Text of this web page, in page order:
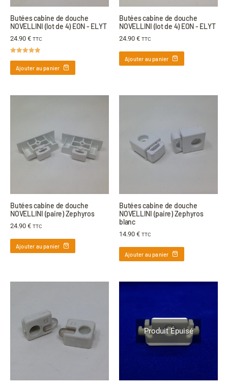
Butées cabine de douche
NOVELLINI (lot de 4) EON - ELYT
24.90 € TTC
Ajouter au panier
Butées cabine de douche
NOVELLINI (lot de 4) EON - ELYT
24.90 € TTC
Ajouter au panier
Butées cabine de douche
NOVELLINI (paire) Zephyros
24.90 € TTC
Ajouter au panier
Butées cabine de douche
NOVELLINI (paire) Zephyros
blanc
14.90 € TTC
Ajouter au panier
Produit Épuisé